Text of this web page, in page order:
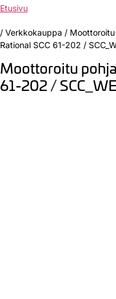
Etusivu
/ Verkkokauppa /
Rational SCC 61-202 /
Moottoroitu
61-202 /